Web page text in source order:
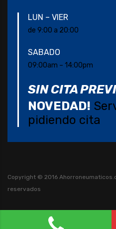
LUN – VIER
de 9:00 a 20:00
SABADO
09:00am – 14:00pm
SIN CITA
NOVEDAD!
pidiendo cita
Copyright © 2016
reservados